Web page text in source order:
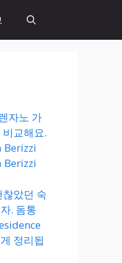
자노 가
교해요.
Berizzi
Berizzi
았던 숙
. 돔통
정리됩